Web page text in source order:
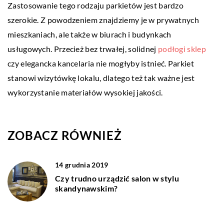
Zastosowanie tego rodzaju parkietów jest bardzo
szerokie. Z powodzeniem znajdziemy je w prywatnych
mieszkaniach, ale także w biurach i budynkach
usługowych. Przecież bez trwałej, solidnej podłogi sklep
czy elegancka kancelaria nie mogłyby istnieć. Parkiet
stanowi wizytówkę lokalu, dlatego też tak ważne jest
wykorzystanie materiałów wysokiej jakości.
ZOBACZ RÓWNIEŻ
14 grudnia 2019
Czy trudno urządzić salon w stylu
skandynawskim?